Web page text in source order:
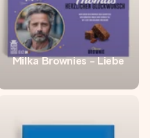
Milka Brownies - Liebe